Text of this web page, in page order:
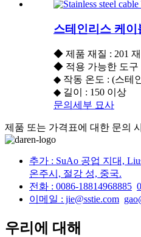
스테인리스 케이
◆ 제품 재질 : 201
◆ 적용 가능한 도구
◆ 작동 온도 : (스테
◆ 길이 : 150 이상
문의 세부 묘사
제품 또는 가격표에 대한 문의
추가 : SuAo 공업 지대,
온주시, 절강 성, 중국.
전화 : 0086-18814968885
이메일 : jie@sstie.com
우리에 대해